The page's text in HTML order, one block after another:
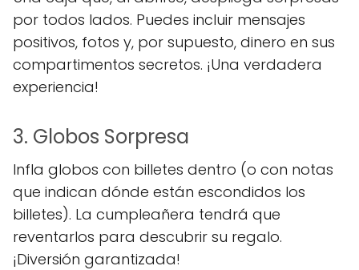
por todos lados. Puedes incluir mensajes
positivos, fotos y, por supuesto, dinero en sus
compartimentos secretos. ¡Una verdadera
experiencia!
3. Globos Sorpresa
Infla globos con billetes dentro (o con notas
que indican dónde están escondidos los
billetes). La cumpleañera tendrá que
reventarlos para descubrir su regalo.
¡Diversión garantizada!